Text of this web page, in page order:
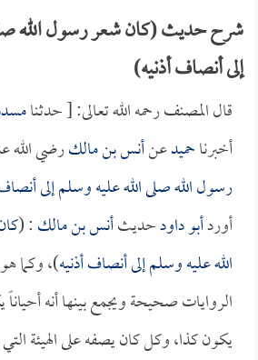
شرح حديث (كان شعر رسول الله
إلى أنصاف أذنيه)
قال المصنف رحمه الله تعالى: [ حدثنا
أخبرناحميدعنأنس بن مالكرضي الله
رسول الله صلى الله عليه وسلم إلى
أوردأبو داودحديثأنس بن مالك: (
الله عليه وسلم إلى أنصاف أذنيه)، وكما
الروايات صحيحة ويجمع بينها أنه
يكون كذا، وكل كان يصفه على الهيئة